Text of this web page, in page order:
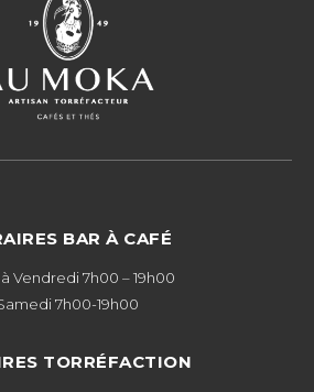
BAR À CAFÉ
Vendredi 7h00 – 19h00
7h00-19h00
TORRÉFACTION